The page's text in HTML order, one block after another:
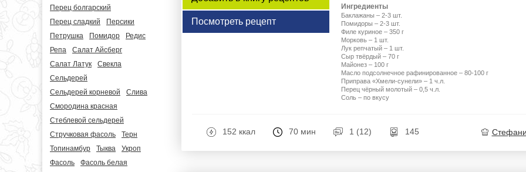
Перец болгарский
Перец сладкий
Персики
Петрушка
Помидор
Редис
Репа
Салат Айсберг
Салат Латук
Свекла
Сельдерей
Сельдерей корневой
Слива
Смородина красная
Стеблевой сельдерей
Стручковая фасоль
Терн
Топинамбур
Тыква
Укроп
Фасоль
Фасоль белая
Посмотреть рецепт
Ингредиенты
Баклажаны – 2-3 шт.
Помидоры – 2-3 шт.
Филе куриное – 350 г
Морковь – 1 шт.
Лук репчатый – 1 шт.
Сыр твёрдый – 70 г
Майонез – 100 г
Масло подсолнечное рафинированное – 80-100 г
Приправа «Хмели-сунели» – 1 ч.л.
Перец чёрный молотый – 0,5 ч.л.
Соль – по вкусу
152 ккал 70 мин 1 (12) 145